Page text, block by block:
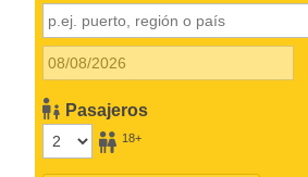
Pasajeros
18+